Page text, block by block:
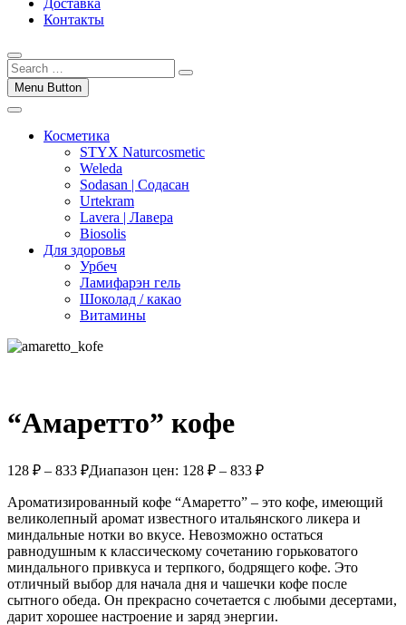
Доставка
Контакты
Menu Button
Косметика
STYX Naturcosmetic
Weleda
Sodasan | Содасан
Urtekram
Lavera | Лавера
Biosolis
Для здоровья
Урбеч
Ламифарэн гель
Шоколад / какао
Витамины
“Амаретто” кофе
128 ₽ – 833 ₽Диапазон цен: 128 ₽ – 833 ₽
Ароматизированный кофе “Амаретто” – это кофе, имеющий
великолепный аромат известного итальянского ликера и
миндальные нотки во вкусе. Невозможно остаться
равнодушным к классическому сочетанию горьковатого
миндального привкуса и терпкого, бодрящего кофе. Это
отличный выбор для начала дня и чашечки кофе после
сытного обеда. Он прекрасно сочетается с любыми десертами,
дарит хорошее настроение и заряд энергии.